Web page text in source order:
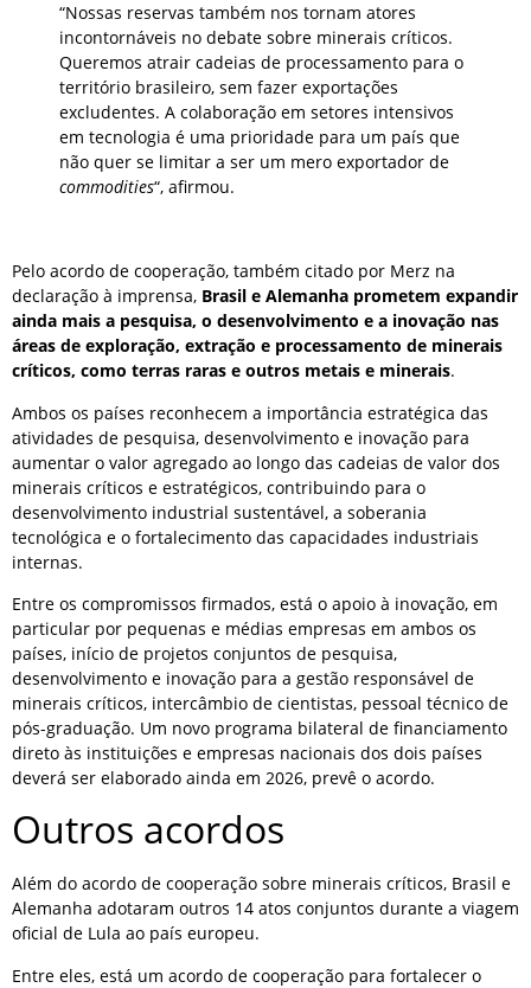
“Nossas reservas também nos tornam atores
incontornáveis no debate sobre minerais críticos.
Queremos atrair cadeias de processamento para o
território brasileiro, sem fazer exportações
excludentes. A colaboração em setores intensivos
em tecnologia é uma prioridade para um país que
não quer se limitar a ser um mero exportador de
commodities“, afirmou.
Pelo acordo de cooperação, também citado por Merz na
declaração à imprensa, Brasil e Alemanha prometem expandir
ainda mais a pesquisa, o desenvolvimento e a inovação nas
áreas de exploração, extração e processamento de minerais
críticos, como terras raras e outros metais e minerais.
Ambos os países reconhecem a importância estratégica das
atividades de pesquisa, desenvolvimento e inovação para
aumentar o valor agregado ao longo das cadeias de valor dos
minerais críticos e estratégicos, contribuindo para o
desenvolvimento industrial sustentável, a soberania
tecnológica e o fortalecimento das capacidades industriais
internas.
Entre os compromissos firmados, está o apoio à inovação, em
particular por pequenas e médias empresas em ambos os
países, início de projetos conjuntos de pesquisa,
desenvolvimento e inovação para a gestão responsável de
minerais críticos, intercâmbio de cientistas, pessoal técnico de
pós-graduação. Um novo programa bilateral de financiamento
direto às instituições e empresas nacionais dos dois países
deverá ser elaborado ainda em 2026, prevê o acordo.
Outros acordos
Além do acordo de cooperação sobre minerais críticos, Brasil e
Alemanha adotaram outros 14 atos conjuntos durante a viagem
oficial de Lula ao país europeu.
Entre eles, está um acordo de cooperação para fortalecer o